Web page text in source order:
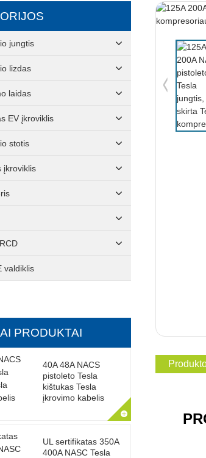
jungtis
lizdas
laidas
EV įkroviklis
stotis
įkroviklis
valdiklis
PRODUKTAI
40A 48A NACS
pistoleto Tesla
kištukas Tesla
įkrovimo kabelis
UL sertifikatas 350A
400A NASC Tesla